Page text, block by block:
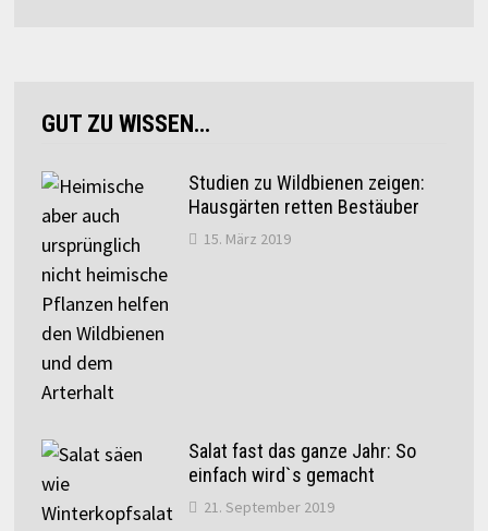
GUT ZU WISSEN…
Studien zu Wildbienen zeigen:
Hausgärten retten Bestäuber
15. März 2019
Salat fast das ganze Jahr: So
einfach wird`s gemacht
21. September 2019